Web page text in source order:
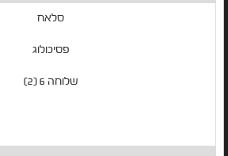
סלאח
פסיכולוג
שלוחה 6 (2)